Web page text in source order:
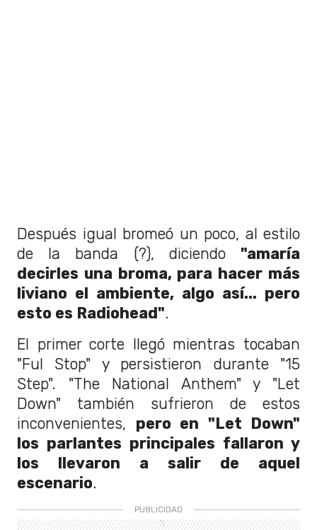
Después igual bromeó un poco, al estilo
de la banda (?), diciendo "amaría
decirles una broma, para hacer más
liviano el ambiente, algo así... pero
esto es Radiohead".
El primer corte llegó mientras tocaban
"Ful Stop" y persistieron durante "15
Step". "The National Anthem" y "Let
Down" también sufrieron de estos
inconvenientes, pero en "Let Down"
los parlantes principales fallaron y
los llevaron a salir de aquel
escenario.